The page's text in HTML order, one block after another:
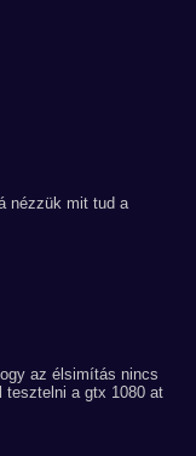
nézzük mit tud a
az élsimítás nincs
tesztelni a gtx 1080 at